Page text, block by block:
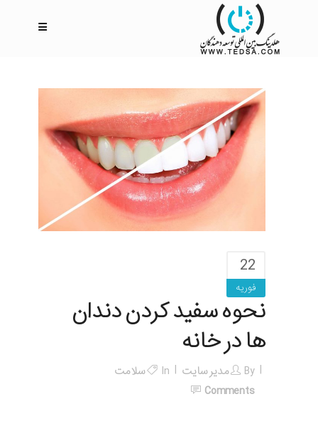
22
فوریه
نحوه سفید کردن دندان
ها در خانه
By مدیر سایت In
سلامت
Comments